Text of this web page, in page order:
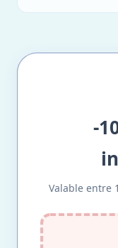
-
Valable entre